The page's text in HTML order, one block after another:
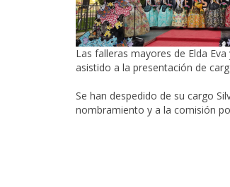
Las falleras mayores de Elda
asistido a la presentación de
Se han despedido de su cargo
nombramiento y a la comisión